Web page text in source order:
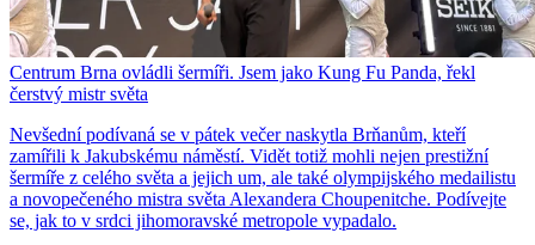
Centrum Brna ovládli šermíři. Jsem jako Kung Fu Panda, řekl
čerstvý mistr světa
Nevšední podívaná se v pátek večer naskytla Brňanům, kteří
zamířili k Jakubskému náměstí. Vidět totiž mohli nejen prestižní
šermíře z celého světa a jejich um, ale také olympijského medailistu
a novopečeného mistra světa Alexandera Choupenitche. Podívejte
se, jak to v srdci jihomoravské metropole vypadalo.